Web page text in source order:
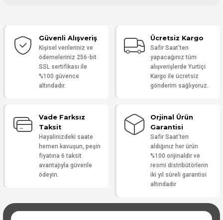
Yorum Yaz
Güvenli Alışveriş
Kişisel verileriniz ve
ödemeleriniz 256-bit
SSL sertifikası ile
%100 güvence
altındadır.
Ücretsiz Kargo
Safir Saat'ten
yapacağınız tüm
alışverişlerde Yurtiçi
Kargo ile ücretsiz
gönderim sağlıyoruz.
Vade Farksız
Taksit
Hayalinizdeki saate
hemen kavuşun, peşin
fiyatına 6 taksit
avantajıyla güvenle
ödeyin.
Orjinal Ürün
Garantisi
Safir Saat'ten
aldığınız her ürün
%100 orijinaldir ve
resmi distribütörlerin
iki yıl süreli garantisi
altındadır